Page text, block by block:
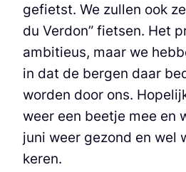
gefietst. We zullen ook
du Verdon” fietsen. Het
ambitieus, maar we
in dat de bergen daar
worden door ons.
weer een beetje mee en
juni weer gezond en wel
keren.